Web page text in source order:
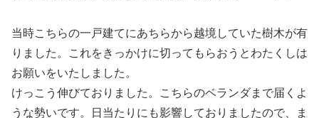
当時こちらの一戸建てにあちらから越境していた樹木が有
りました。これをきっかけに切ってもらおうとわたくしは
お願いをいたしました。
けっこう伸びておりました。こちらのベランダまで届くよ
うな勢いです。日当たりにも影響しておりましたので、ま